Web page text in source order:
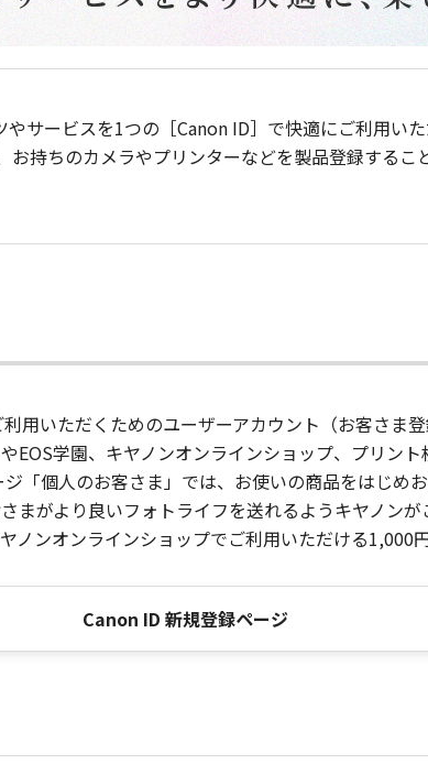
サービスを1つの［Canon ID］で快適にご利用いた
持ちのカメラやプリンターなどを製品登録する
用いただくためのユーザーアカウント（お客さま
EOS学園、キヤノンオンラインショップ、プリン
「個人のお客さま」では、お使いの商品をはじめ
まがより良いフォトライフを送れるようキヤノン
ンオンラインショップでご利用いただける1,000
Canon ID 新規登録ページ